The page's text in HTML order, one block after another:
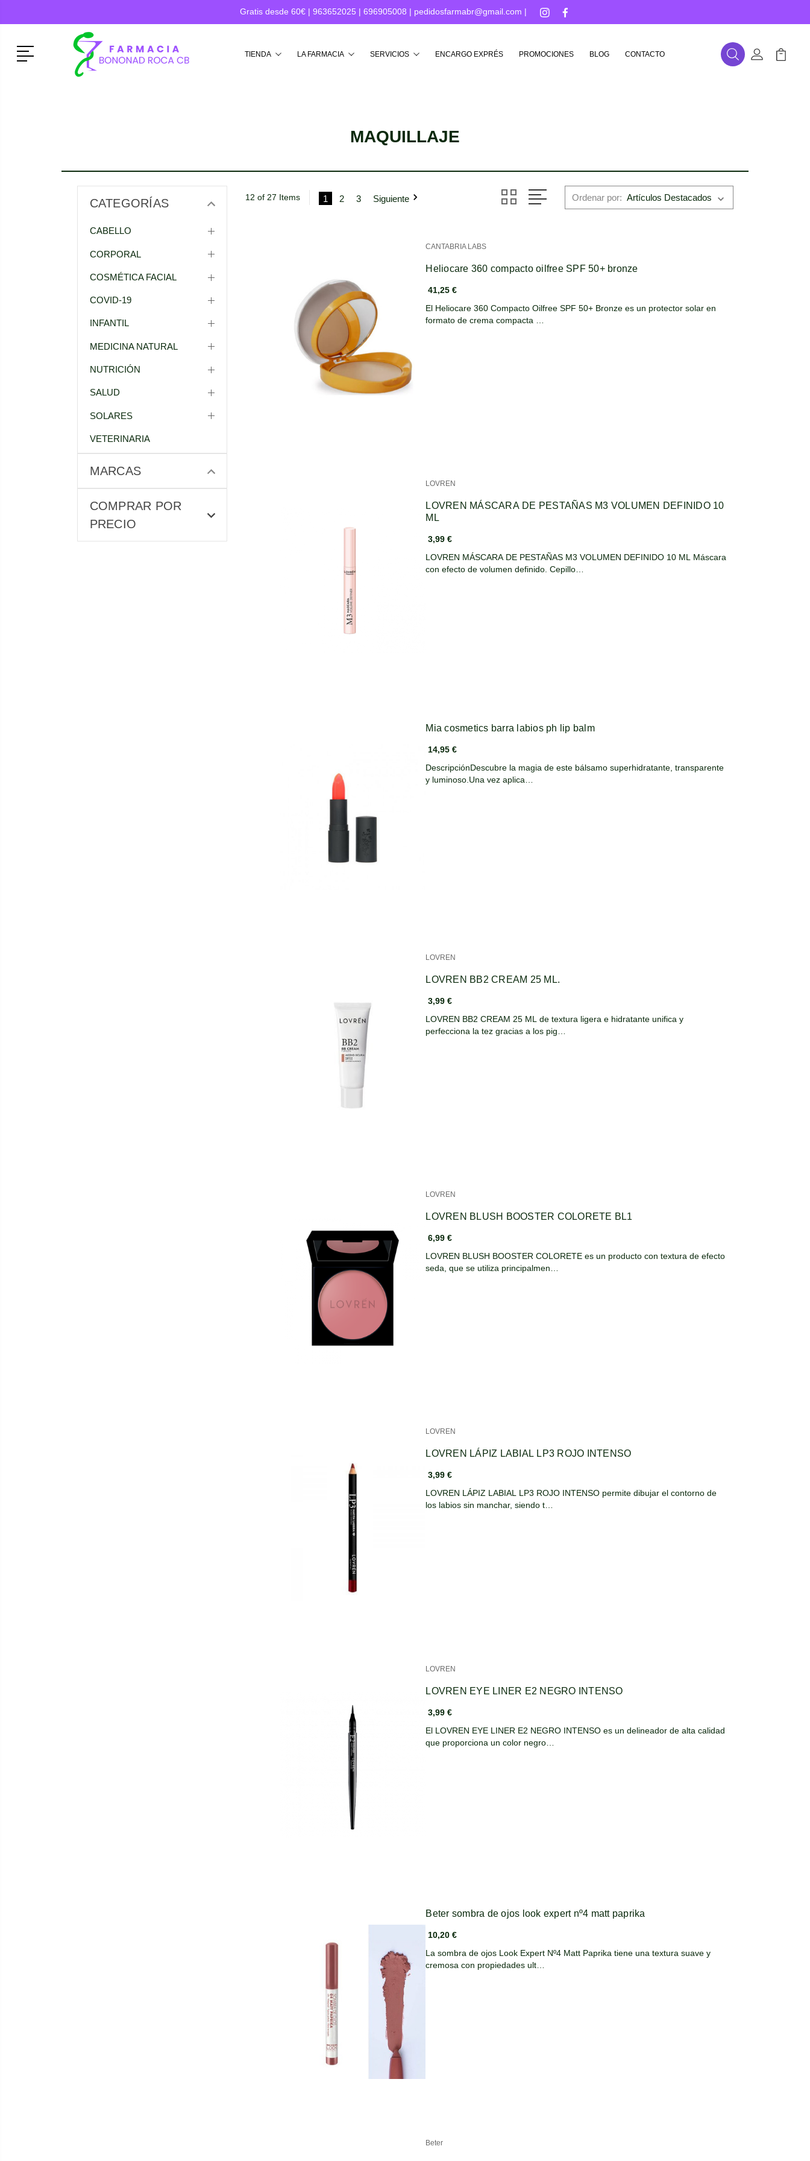
Gratis desde 60€ | 963652025 | 696905008 | pedidosfarmabr@gmail.com |
Menú TIENDA LA FARMACIA SERVICIOS ENCARGO EXPRÉS PROMOCIONES BLOG CONTACTO BuscarMi Cuenta
Mi
MAQUILLAJE
CATEGORÍAS
CABELLO
CORPORAL
COSMÉTICA FACIAL
COVID-19
INFANTIL
MEDICINA NATURAL
NUTRICIÓN
SALUD
SOLARES
VETERINARIA
MARCAS
COMPRAR POR
PRECIO
12 of 27 Items 1 2 3 Siguiente Ordenar por:
CANTABRIA LABS
Heliocare 360 compacto oilfree SPF 50+ bronze
41,25 €
El Heliocare 360 Compacto Oilfree SPF 50+ Bronze es un protector solar en
formato de crema compacta …
LOVREN
LOVREN MÁSCARA DE PESTAÑAS M3 VOLUMEN DEFINIDO 10
ML
3,99 €
LOVREN MÁSCARA DE PESTAÑAS M3 VOLUMEN DEFINIDO 10 ML Máscara
con efecto de volumen definido. Cepillo…
Mia cosmetics barra labios ph lip balm
14,95 €
DescripciónDescubre la magia de este bálsamo superhidratante, transparente
y luminoso.Una vez aplica…
LOVREN
LOVREN BB2 CREAM 25 ML.
3,99 €
LOVREN BB2 CREAM 25 ML de textura ligera e hidratante unifica y
perfecciona la tez gracias a los pig…
LOVREN
LOVREN BLUSH BOOSTER COLORETE BL1
6,99 €
LOVREN BLUSH BOOSTER COLORETE es un producto con textura de efecto
seda, que se utiliza principalmen…
LOVREN
LOVREN LÁPIZ LABIAL LP3 ROJO INTENSO
3,99 €
LOVREN LÁPIZ LABIAL LP3 ROJO INTENSO permite dibujar el contorno de
los labios sin manchar, siendo t…
LOVREN
LOVREN EYE LINER E2 NEGRO INTENSO
3,99 €
El LOVREN EYE LINER E2 NEGRO INTENSO es un delineador de alta calidad
que proporciona un color negro…
Beter sombra de ojos look expert nº4 matt paprika
10,20 €
La sombra de ojos Look Expert Nº4 Matt Paprika tiene una textura suave y
cremosa con propiedades ult…
Beter